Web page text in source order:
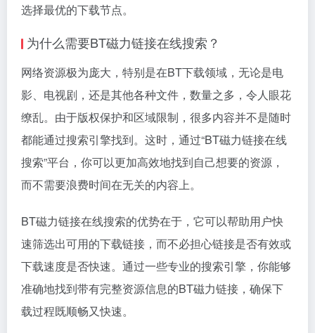
选择最优的下载节点。
为什么需要BT磁力链接在线搜索？
网络资源极为庞大，特别是在BT下载领域，无论是电
影、电视剧，还是其他各种文件，数量之多，令人眼花
缭乱。由于版权保护和区域限制，很多内容并不是随时
都能通过搜索引擎找到。这时，通过“BT磁力链接在线
搜索”平台，你可以更加高效地找到自己想要的资源，
而不需要浪费时间在无关的内容上。
BT磁力链接在线搜索的优势在于，它可以帮助用户快
速筛选出可用的下载链接，而不必担心链接是否有效或
下载速度是否快速。通过一些专业的搜索引擎，你能够
准确地找到带有完整资源信息的BT磁力链接，确保下
载过程既顺畅又快速。